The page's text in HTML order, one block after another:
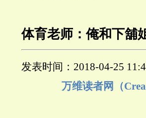
体育老师：俺和下舖
发表时间：2018-04-25
万维读者网（